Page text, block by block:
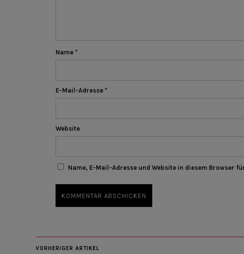
Name *
E-Mail-Adresse *
Website
Name, E-Mail-Adresse und Website in diesem Browser
VORHERIGER ARTIKEL